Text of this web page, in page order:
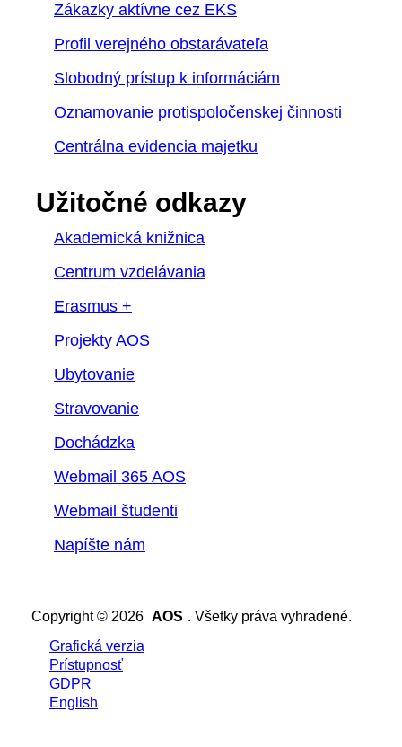
Zákazky aktívne cez EKS
Profil verejného obstarávateľa
Slobodný prístup k informáciám
Oznamovanie protispoločenskej činnosti
Centrálna evidencia majetku
Užitočné odkazy
Akademická knižnica
Centrum vzdelávania
Erasmus +
Projekty AOS
Ubytovanie
Stravovanie
Dochádzka
Webmail 365 AOS
Webmail študenti
Napíšte nám
Copyright © 2026 AOS . Všetky práva vyhradené.
Grafická verzia
Prístupnosť
GDPR
English